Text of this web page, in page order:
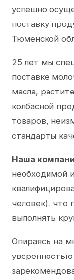
успешно
поставку
Тюменской
25 лет мы
поставке
масла,
колбасной
товаров,
стандарты
Наша
необходимой
человек), что
выполнять
Опираясь на